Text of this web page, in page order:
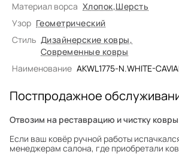
Материал ворса Хлопок,Шерсть
Узор Геометрический
Стиль Дизайнерские ковры,
Современные ковры
Наименование AKWL1775-N.WHITE-
Постпродажное
Отвозим на реставрацию и чистку
Если ваш ковёр ручной работы
менеджерам салона, где приобретали